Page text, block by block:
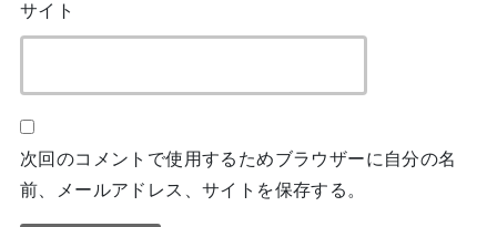
サイト
次回のコメントで使用するためブラウザーに自分の名
前、メールアドレス、サイトを保存する。